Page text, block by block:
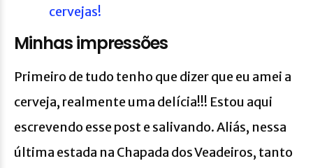
cervejas!
Minhas impressões
Primeiro de tudo tenho que dizer que eu amei a
cerveja, realmente uma delícia!!! Estou aqui
escrevendo esse post e salivando. Aliás, nessa
última estada na Chapada dos Veadeiros, tanto